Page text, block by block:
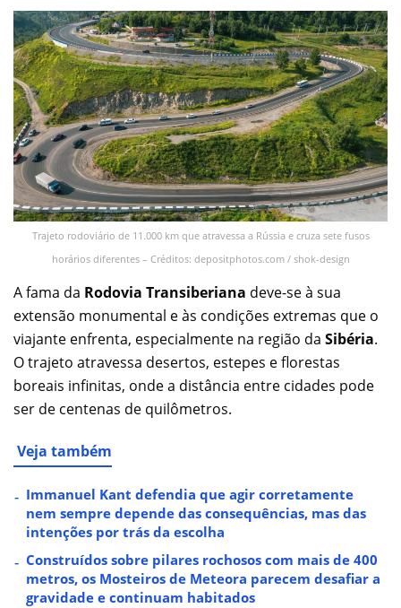
Trajeto rodoviário de 11.000 km que atravessa a Rússia e cruza sete fusos
horários diferentes – Créditos: depositphotos.com / shok-design
A fama da Rodovia Transiberiana deve-se à sua
extensão monumental e às condições extremas que o
viajante enfrenta, especialmente na região da Sibéria.
O trajeto atravessa desertos, estepes e florestas
boreais infinitas, onde a distância entre cidades pode
ser de centenas de quilômetros.
Veja também
Immanuel Kant defendia que agir corretamente
nem sempre depende das consequências, mas das
intenções por trás da escolha
Construídos sobre pilares rochosos com mais de 400
metros, os Mosteiros de Meteora parecem desafiar a
gravidade e continuam habitados